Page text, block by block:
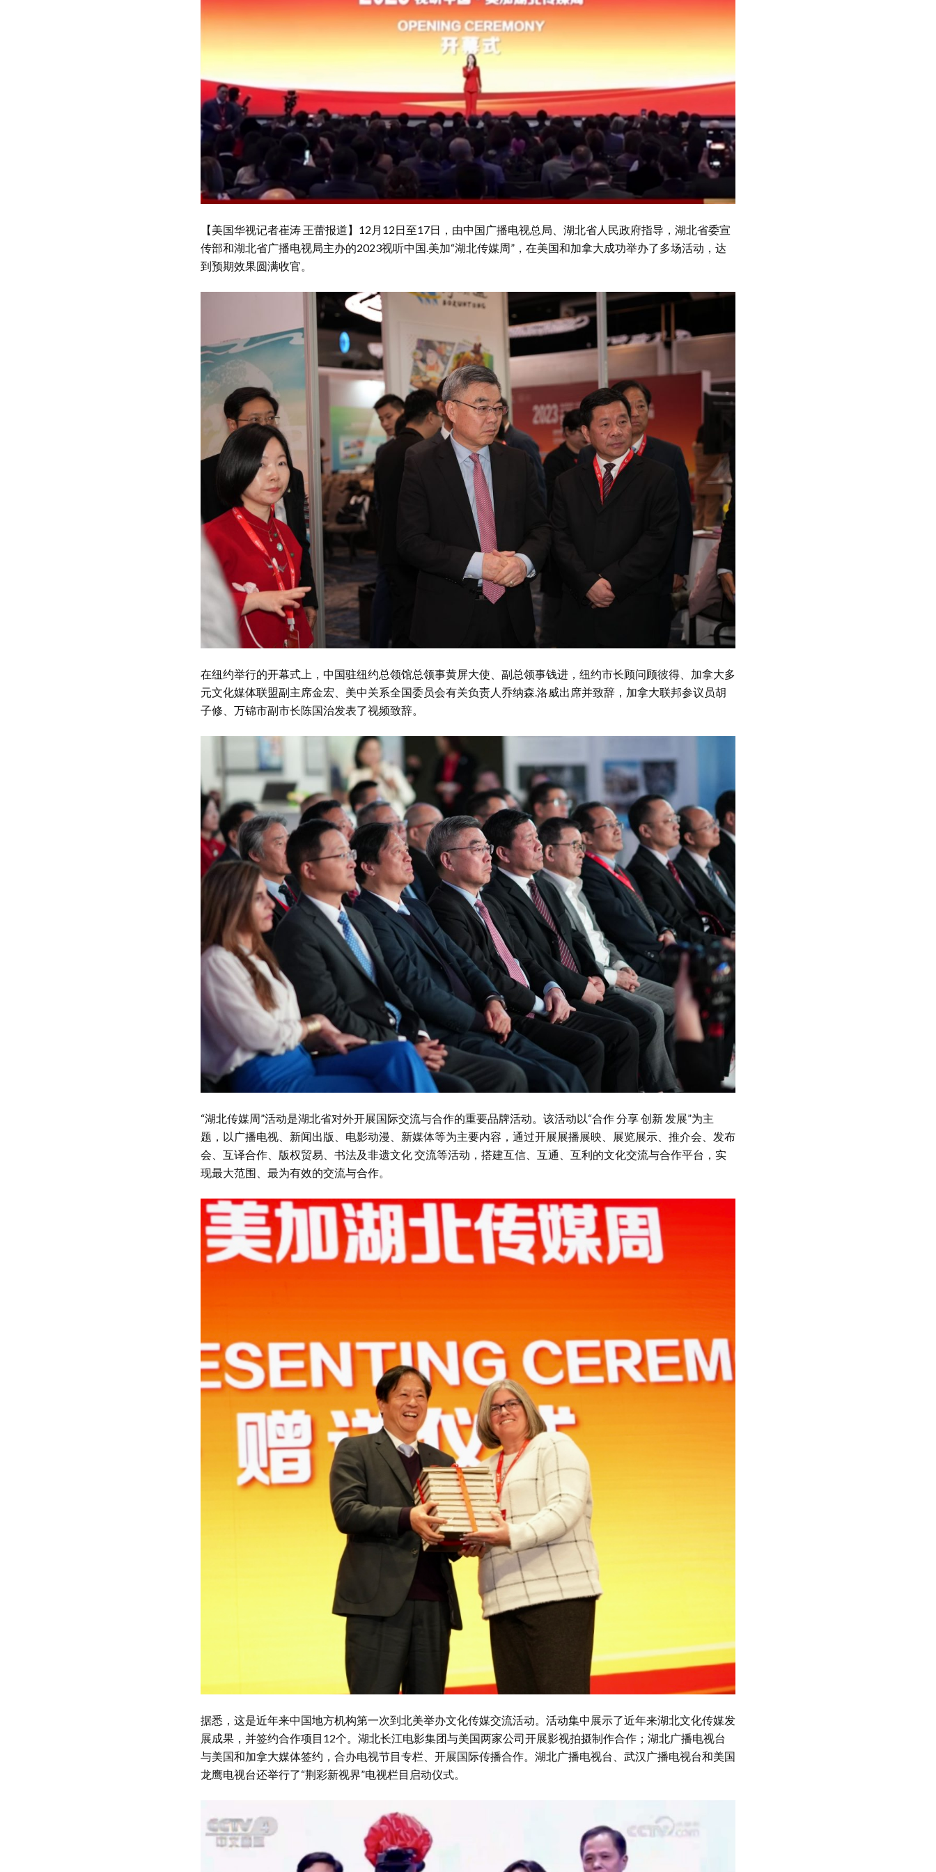
【美国华视记者崔涛 王蕾报道】12月12日至17日，由中国广播电视总局、湖北省人民政府指导，湖北省委宣
传部和湖北省广播电视局主办的2023视听中国.美加“湖北传媒周”，在美国和加拿大成功举办了多场活动，达
到预期效果圆满收官。
在纽约举行的开幕式上，中国驻纽约总领馆总领事黄屏大使、副总领事钱进，纽约市长顾问顾彼得、加拿大多
元文化媒体联盟副主席金宏、美中关系全国委员会有关负责人乔纳森.洛威出席并致辞，加拿大联邦参议员胡
子修、万锦市副市长陈国治发表了视频致辞。
“湖北传媒周”活动是湖北省对外开展国际交流与合作的重要品牌活动。该活动以“合作 分享 创新 发展”为主
题，以广播电视、新闻出版、电影动漫、新媒体等为主要内容，通过开展展播展映、展览展示、推介会、发布
会、互译合作、版权贸易、书法及非遗文化 交流等活动，搭建互信、互通、互利的文化交流与合作平台，实
现最大范围、最为有效的交流与合作。
据悉，这是近年来中国地方机构第一次到北美举办文化传媒交流活动。活动集中展示了近年来湖北文化传媒发
展成果，并签约合作项目12个。湖北长江电影集团与美国两家公司开展影视拍摄制作合作；湖北广播电视台
与美国和加拿大媒体签约，合办电视节目专栏、开展国际传播合作。湖北广播电视台、武汉广播电视台和美国
龙鹰电视台还举行了“荆彩新视界”电视栏目启动仪式。